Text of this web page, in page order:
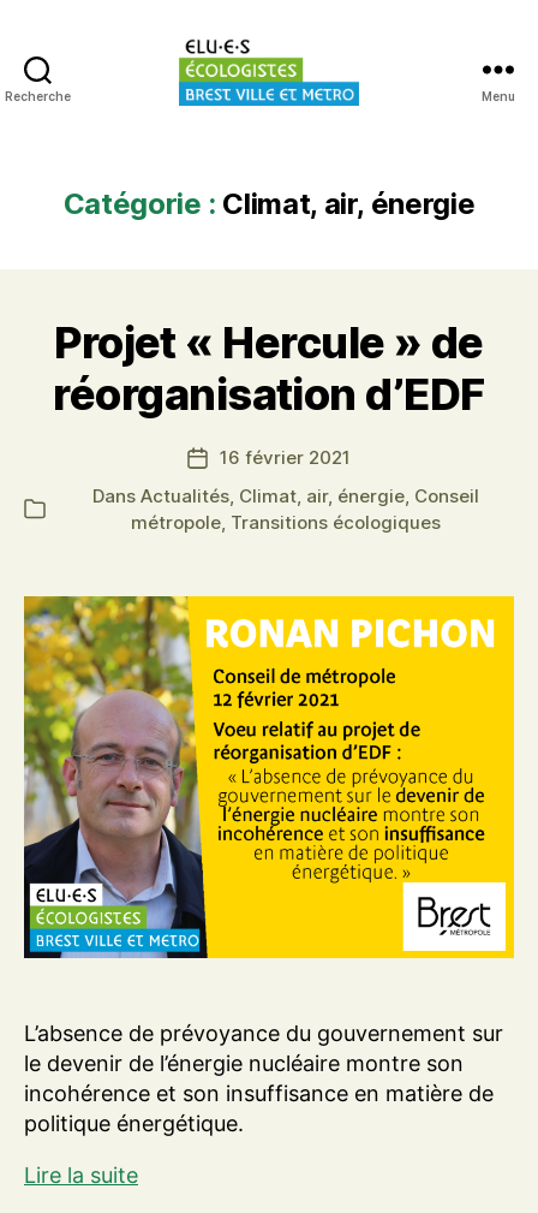
Recherche Menu
Catégorie : Climat, air, énergie
Projet « Hercule » de
réorganisation d’EDF
Date
de
l’article
16 février 2021
Catégories
Dans Actualités, Climat, air, énergie, Conseil
métropole, Transitions écologiques
L’absence de prévoyance du gouvernement sur
le devenir de l’énergie nucléaire montre son
incohérence et son insuffisance en matière de
politique énergétique.
Lire la suiteProjet